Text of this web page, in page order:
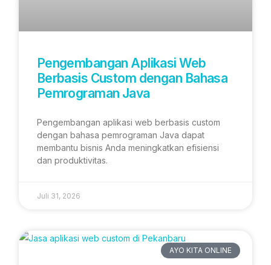
Pengembangan Aplikasi Web
Berbasis Custom dengan Bahasa
Pemrograman Java
Pengembangan aplikasi web berbasis custom
dengan bahasa pemrograman Java dapat
membantu bisnis Anda meningkatkan efisiensi
dan produktivitas.
Juli 31, 2026
AYO KITA ONLINE